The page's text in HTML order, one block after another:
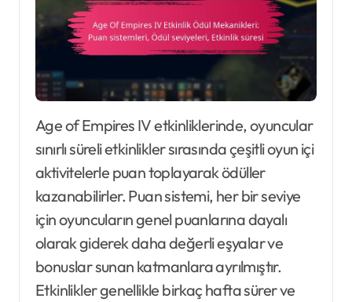
Age of Empires IV etkinliklerinde, oyuncular
sınırlı süreli etkinlikler sırasında çeşitli oyun içi
aktivitelerle puan toplayarak ödüller
kazanabilirler. Puan sistemi, her bir seviye
için oyuncuların genel puanlarına dayalı
olarak giderek daha değerli eşyalar ve
bonuslar sunan katmanlara ayrılmıştır.
Etkinlikler genellikle birkaç hafta sürer ve